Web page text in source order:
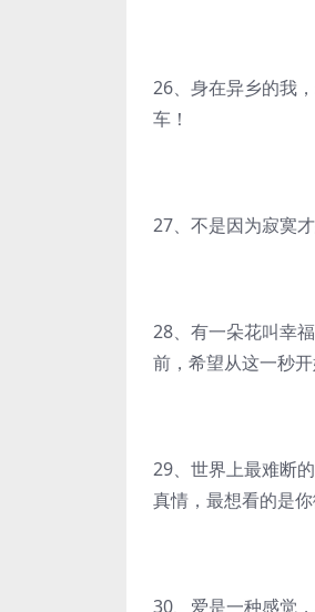
26、身在异乡的我
车！
27、不是因为寂寞
28、有一朵花叫幸
前，希望从这一秒
29、世界上最难断
真情，最想看的是你
30、爱是一种感觉